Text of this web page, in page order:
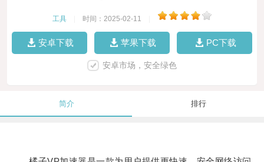
工具 时间：2025-02-11
安卓下载 苹果下载 PC下载
安卓市场，安全绿色
简介 排行